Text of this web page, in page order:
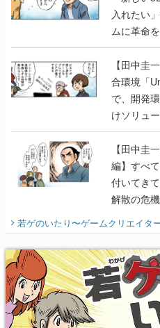
入れたい
ムに革命
のいたり】
【田中圭
合環境「
で、開発
けソリュ
に行って
【田中圭
編】すべ
付いてき
解散の危
開く。業
『少年ジ
り】
若ゲのいたり〜ゲームクリエイタ